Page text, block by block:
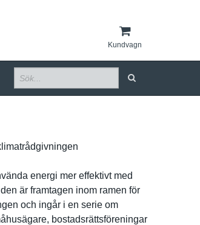
Kundvagn
energi mer effektivt med
är framtagen inom ramen för
och ingår i en serie om
bostadsrät­tsförening­ar